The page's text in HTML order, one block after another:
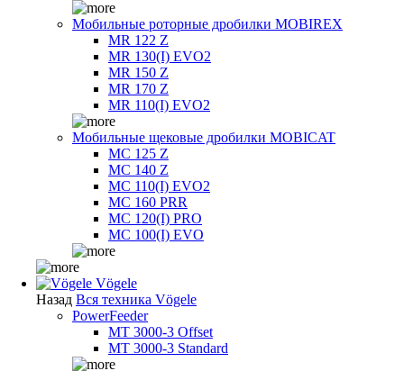
Мобильные роторные дробилки MOBIREX
MR 122 Z
MR 130(I) EVO2
MR 150 Z
MR 170 Z
MR 110(I) EVO2
Мобильные щековые дробилки MOBICAT
MC 125 Z
MC 140 Z
MC 110(I) EVO2
MC 160 PRR
MC 120(I) PRO
MC 100(I) EVO
Vögele
Назад Вся техника Vögele
PowerFeeder
MT 3000-3 Offset
MT 3000-3 Standard